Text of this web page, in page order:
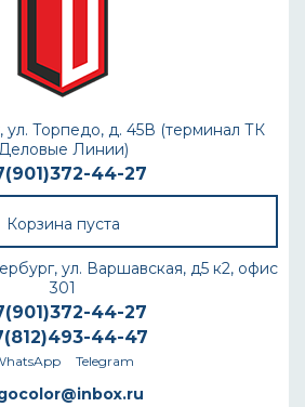
Торпедо, д. 45В (терминал ТК
Деловые Линии)
44-27
Корзина пуста
ул. Варшавская, д5 к2, офис
301
44-27
44-47
Telegram